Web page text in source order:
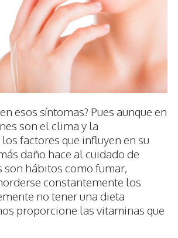
esos síntomas? Pues aunque en
son el clima y la
factores que influyen en su
daño hace al cuidado de
son hábitos como fumar,
constantemente los
no tener una dieta
proporcione las vitaminas que